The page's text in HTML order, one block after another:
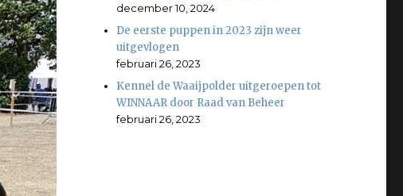
december 10, 2024
De eerste puppen in 2023 zijn weer
uitgevlogen
februari 26, 2023
Kennel de Waaijpolder uitgeroepen tot
WINNAAR door Raad van Beheer
februari 26, 2023